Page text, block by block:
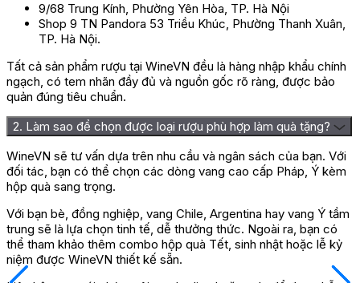
9/68 Trung Kính, Phường Yên Hòa, TP. Hà Nội
Shop 9 TN Pandora 53 Triều Khúc, Phường Thanh Xuân,
TP. Hà Nội.
Tất cả sản phẩm rượu tại WineVN đều là hàng nhập khẩu chính
ngạch, có tem nhãn đầy đủ và nguồn gốc rõ ràng, được bảo
quản đúng tiêu chuẩn.
2. Làm sao để chọn được loại rượu phù hợp làm quà tặng?
WineVN sẽ tư vấn dựa trên nhu cầu và ngân sách của bạn. Với
đối tác, bạn có thể chọn các dòng vang cao cấp Pháp, Ý kèm
hộp quà sang trọng.
Với bạn bè, đồng nghiệp, vang Chile, Argentina hay vang Ý tầm
trung sẽ là lựa chọn tinh tế, dễ thưởng thức. Ngoài ra, bạn có
thể tham khảo thêm combo hộp quà Tết, sinh nhật hoặc lễ kỷ
niệm được WineVN thiết kế sẵn.